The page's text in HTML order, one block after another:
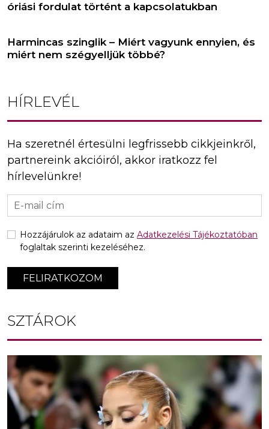
óriási fordulat történt a kapcsolatukban
Harmincas szinglik – Miért vagyunk ennyien, és
miért nem szégyelljük többé?
HÍRLEVÉL
Ha szeretnél értesülni legfrissebb cikkjeinkről,
partnereink akcióiról, akkor iratkozz fel
hírlevelünkre!
FELIRATKOZOM
Hozzájárulok az adataim az Adatkezelési Tájékoztatóban
foglaltak szerinti kezeléséhez.
SZTÁROK